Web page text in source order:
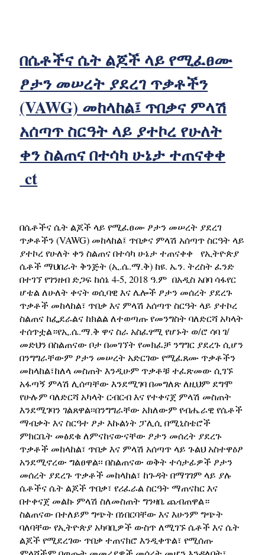
በሴቶችና ሴት ልጆች ላይ የሚፈፀሙ
ፆታን መሠረት ያደረገ ጥቃቶችን
(VAWG) መከላከል፤ ጥበቃና ምላሽ
አሰጣጥ ስርዓት ላይ ያተኮረ የሁለት
ቀን ስልጠና በተሳካ ሁኔታ ተጠናቀቀ
ct
በሴቶችና ሴት ልጆች ላይ የሚፈፀሙ ፆታን መሠረት ያደረገ
ጥቃቶችን (VAWG) መከላከል፤ ጥበቃና ምላሽ አሰጣጥ ስርዓት ላይ
ያተኮረ የሁለት ቀን ስልጠና በተሳካ ሁኔታ ተጠናቀቀ የኢትዮጵያ
ሴቶች ማህበራት ቅንጅት (ኢ.ሴ.ማ.ቅ) ከዩ. ኤን. ትረስት ፈንድ
በተገኘ የገንዘብ ድጋፍ ከሰኔ 4-5, 2018 ዓ.ም በአዲስ አበባ ሳፋየር
ሆቴል ለሁለት ቀናት ወሲባዊ እና ሌሎች ፆታን መሰረት ያደረጉ
ጥቃቶች መከላከል፣ ጥበቃ እና ምላሽ አሰጣጥ ስርዓት ላይ ያተኮረ
ስልጠና ከፌደራልና ከክልል ለተወጣጡ የመንግስት ባለድርሻ አካላት
ተሰጥቷል።የኢ.ሴ.ማ.ቅ ዋና ስራ አስፈፃሚ የሆኑት ወ/ሮ ሳባ ገ/
መድህን በስልጠናው ቦታ በመገኘት የመክፈቻ ንግግር ያደረጉ ሲሆን
በንግግራቸውም ፆታን መሠረት አድርገው የሚፈጸሙ ጥቃቶችን
መከላከል፣ከለላ መስጠት እንዲሁም ጥቃቶቹ ተፈጽመው ሲገኙ
አፋጣኝ ምላሽ ሊሰጣቸው እንደሚገባ በመግለጽ ለዚህም ደግሞ
የሁሉም ባለድርሻ አካላት ርብርብ እና የተቀናጀ ምላሽ መስጠት
እንደሚገባን ገልጸዋል፡፡በንግግራቸው አክለውም የብሔራዊ የሴቶች
ማብቃት እና ስርዓተ ፆታ እኩልነት ፓሊሲ በሚኒስቴሮች
ምክርቤት መፅደቁ ለምናከናውናቸው ፆታን መሰረት ያደረጉ
ጥቃቶች መከላከል፣ ጥበቃ እና ምላሽ አሰጣጥ ላይ ጉልህ አስተዋዕፆ
አንደሚኖረው ግልፀዋል፡፡ በስልጠናው ወቅት ተሳታፊዎች ፆታን
መሰረት ያደረጉ ጥቃቶች መከላከል፣ ከጉዳት በማገገም ላይ ያሉ
ሴቶችና ሴት ልጆች ጥበቃ፣ የሪፈራል ስርዓት ማጠናከር እና
በተቀናጀ መልኩ ምላሽ ስለመስጠት ግንዛቤ ጨብጠዋል።
ስልጠናው በተለይም ግጭት በነበርባቸው እና እሁንም ግጭት
ባለባቸው የኢትዮጵያ አካባቢዎች ውስጥ ለሚገኙ ሴቶች እና ሴት
ልጆች የሚደረገው ጥበቃ ተጠናክሮ እንዲቀጥል፣ የሚሰጡ